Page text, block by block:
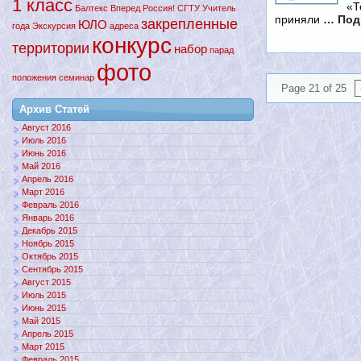
приняли …
Page 21 of 25
1 класс Балтекс Вперед Россия! СГТУ Учитель
года Экскурсия ЮЛО адреса закрепленные
территории конкурс набор парад
положения семинар фото
Архив Статей
Август 2016
Июль 2016
Июнь 2016
Май 2016
Апрель 2016
Март 2016
Февраль 2016
Январь 2016
Декабрь 2015
Ноябрь 2015
Октябрь 2015
Сентябрь 2015
Август 2015
Июль 2015
Июнь 2015
Май 2015
Апрель 2015
Март 2015